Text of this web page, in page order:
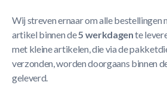
Wij streven ernaar om alle bestellingen
artikel binnen de5 werkdagente
met kleine artikelen, die via de
verzonden, worden doorgaans binnen
geleverd.